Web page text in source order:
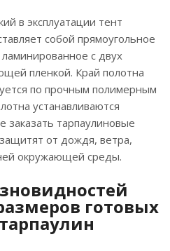
в эксплуатации тент
собой прямоугольное
с двух
пленкой. Край полотна
по прочным полимерным
устанавливаются
заказать тарпаулиновые
от дождя, ветра,
окружающей среды.
готовых